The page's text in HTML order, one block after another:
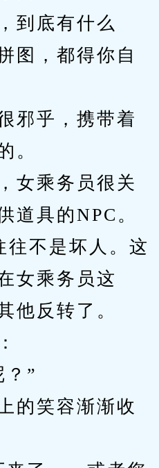
底有什么
图，都得你自
乎，携带着
。
乘务员很关
道具的NPC。
不是坏人。这
女乘务员这
他反转了。
”
笑容渐渐收